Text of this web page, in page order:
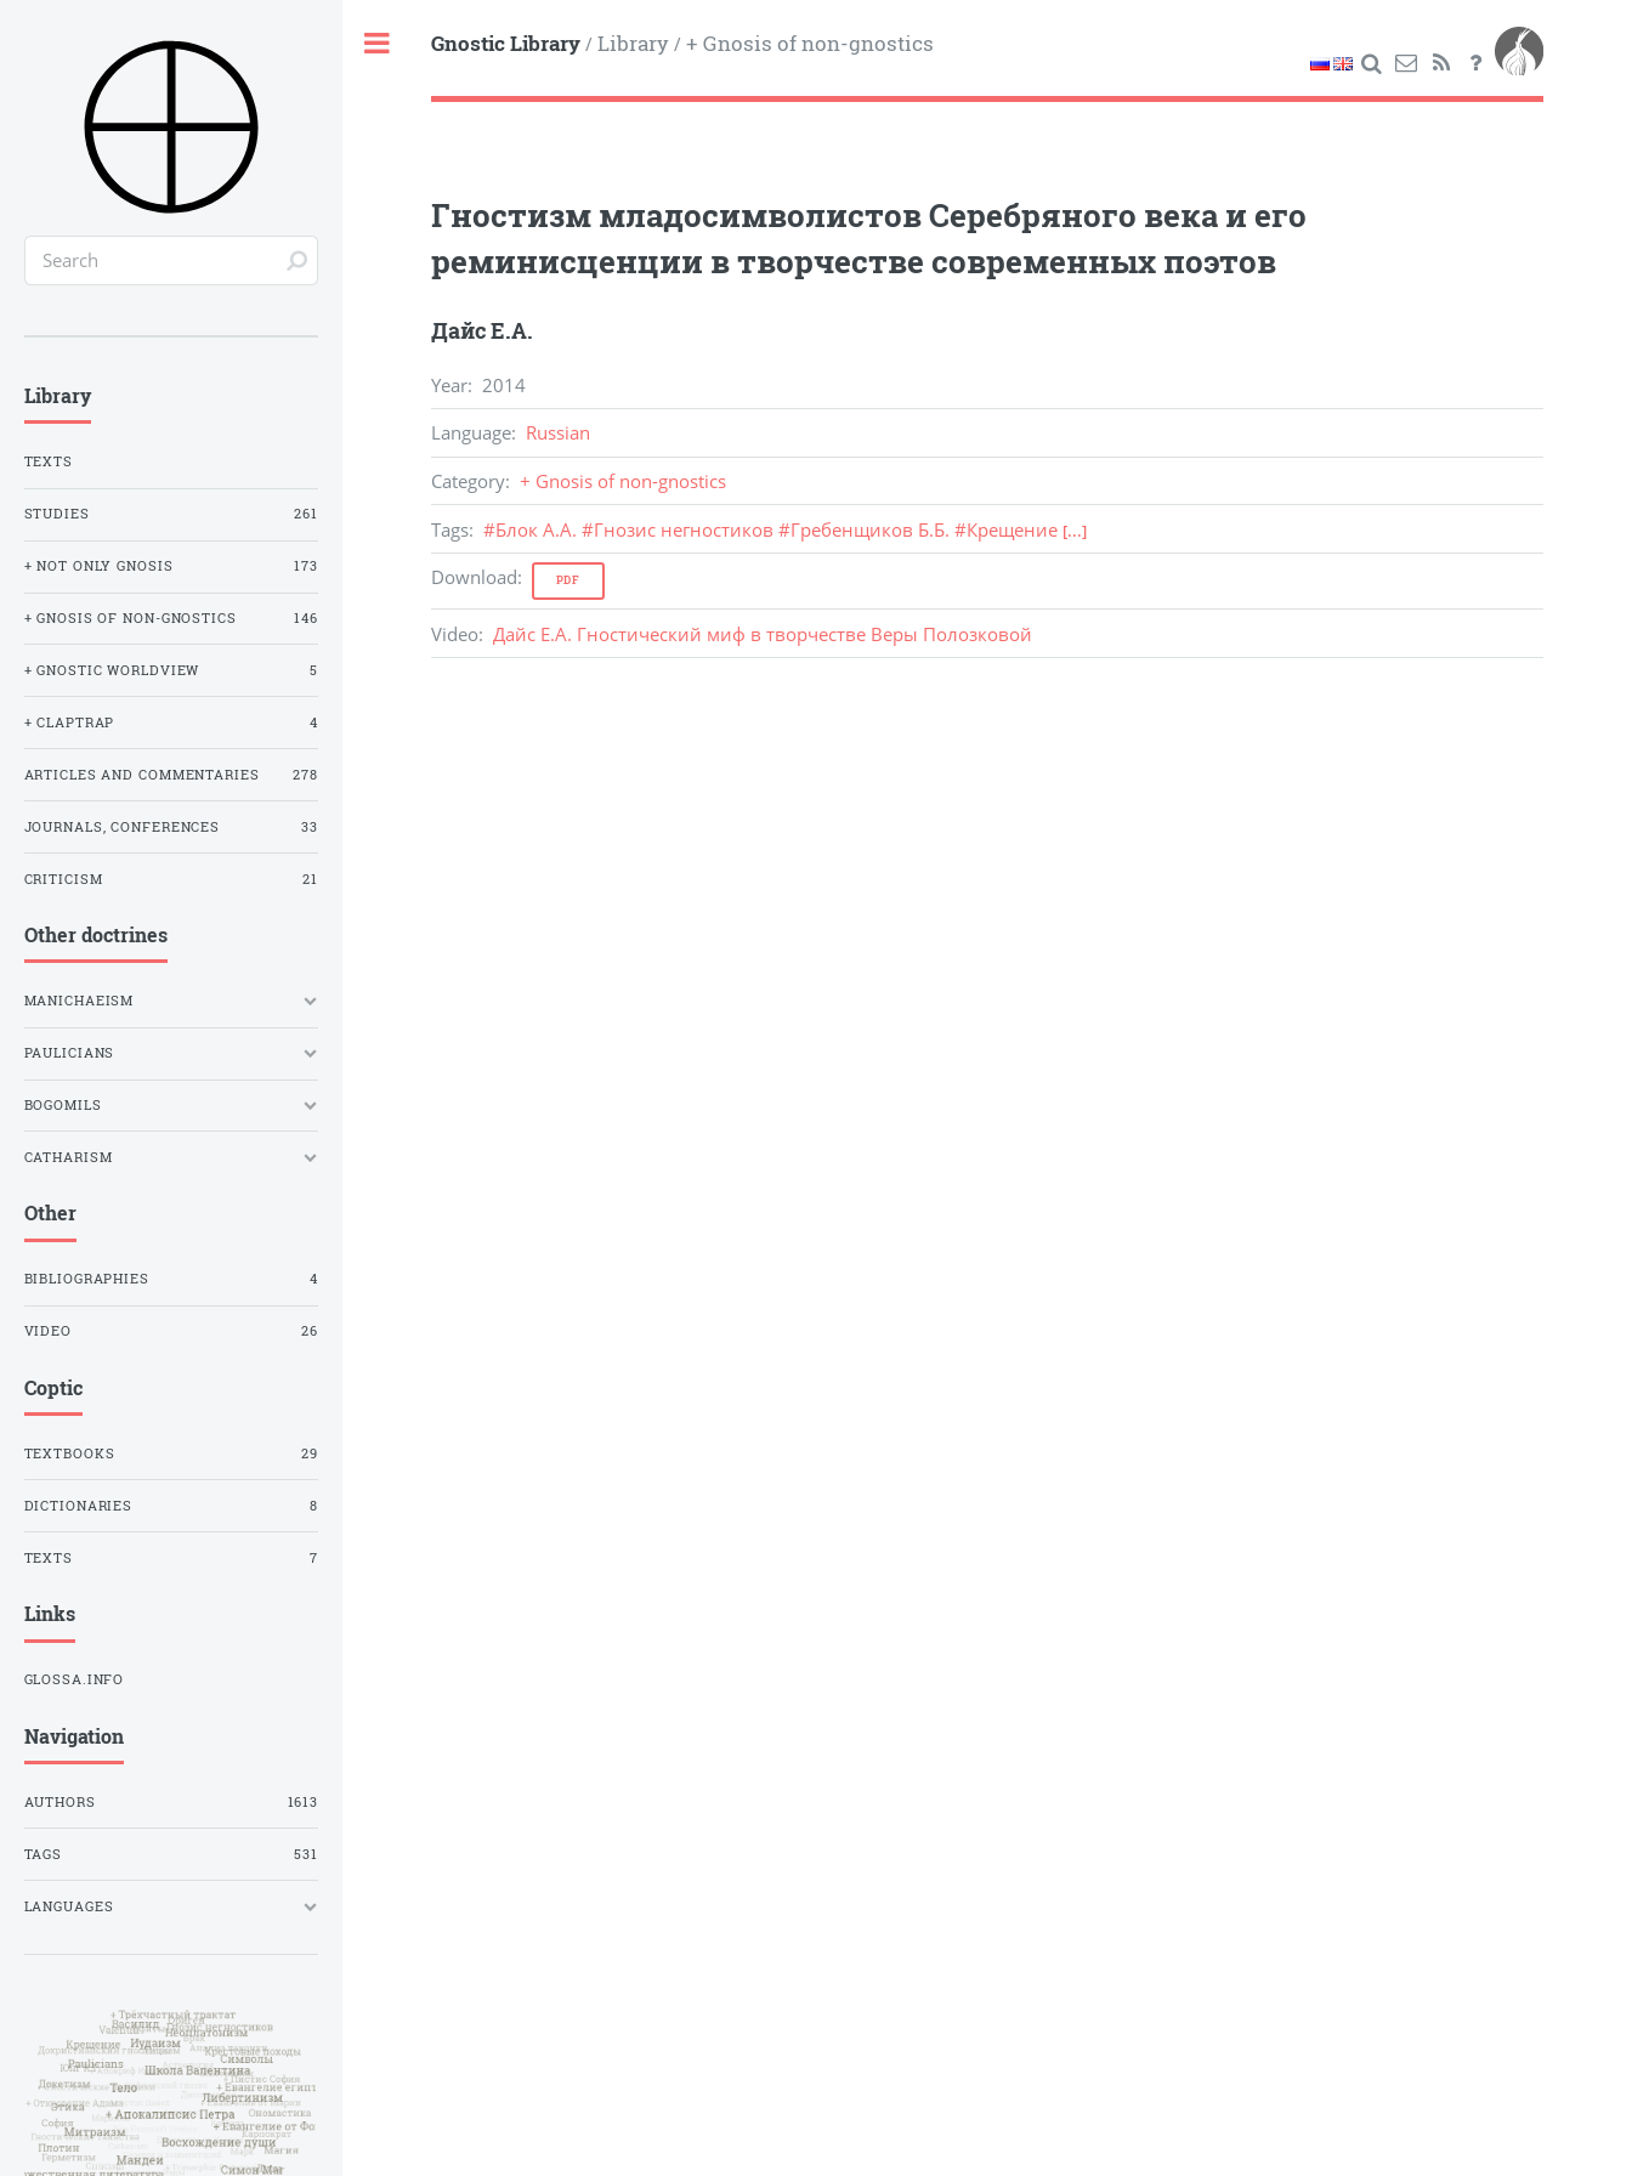
Gnostic Library/ Library/ + Gnosis of non-gnostics
Гностизм младосимволистов Серебряного века и его
реминисценции в творчестве современных поэтов
Дайс Е.А.
Year: 2014
Language: Russian
Category: + Gnosis of non-gnostics
Tags: #Блок А.А. #Гнозис негностиков #Гребенщиков Б.Б. #Крещение [...]
Download: PDF
Video: Дайс Е.А. Гностический миф в творчестве Веры Полозковой
Library
TEXTS
STUDIES 261
+ NOT ONLY GNOSIS 173
+ GNOSIS OF NON-GNOSTICS 146
+ GNOSTIC WORLDVIEW 5
+ CLAPTRAP 4
ARTICLES AND COMMENTARIES 278
JOURNALS, CONFERENCES 33
CRITICISM 21
Other doctrines
MANICHAEISM
PAULICIANS
BOGOMILS
CATHARISM
Other
BIBLIOGRAPHIES 4
VIDEO 26
Coptic
TEXTBOOKS 29
DICTIONARIES 8
TEXTS 7
Links
GLOSSA.INFO
Navigation
AUTHORS 1613
TAGS 531
LANGUAGES
Toggle